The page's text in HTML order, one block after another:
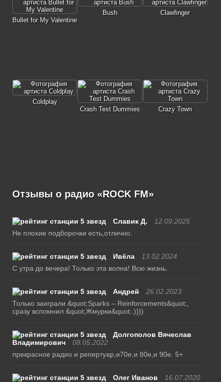
Bullet for My Valentine
Bush Clawfinger
Coldplay
Crash Test Dummies
Crazy Town
Отзывы о радио «ROCK FM»
Славик Д.
12.09.2025
Не плохие подборочки есть,отлично.
Ивёла
13.02.2024
С утра до вечера! Только эта волна! Всю жизнь.
Андрей
26.02.2023
Только заиграли &quot;Sparks – Reinforcements&quot;,
сразу вспомнил &quot;Жмурки&quot;.))))
Долгополов Вячеслав
Владимирович
08.05.2022
прекрасное радио и репертуар,и70е,и 80е,и 90е. 5+
Олег Иванов
16.07.2020